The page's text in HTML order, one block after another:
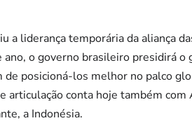
a liderança temporária da aliança
o governo brasileiro presidirá o
de posicioná-los melhor no palco
articulação conta hoje também
a Indonésia.